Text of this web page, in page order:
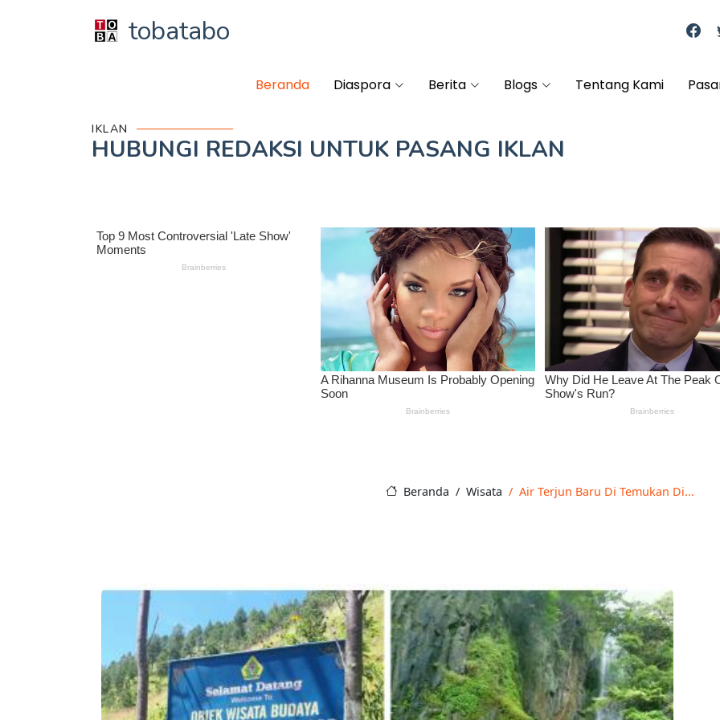
tobatabo
Beranda Diaspora Berita Blogs Tentang Kami
IKLAN
HUBUNGI REDAKSI UNTUK PASANG IKLAN
Beranda Wisata Air Terjun Baru Di Temukan Di...